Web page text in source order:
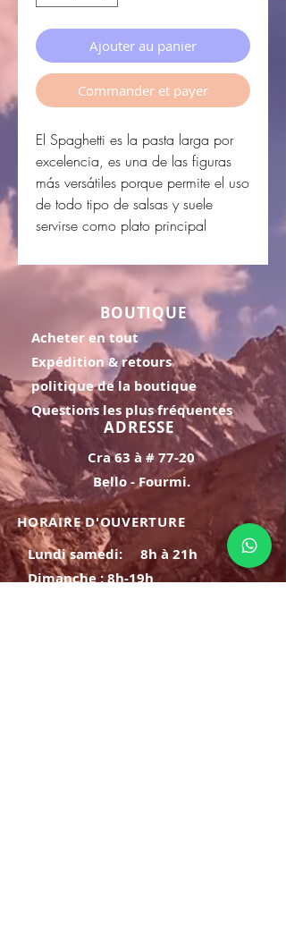
Ajouter au panier
Commander et payer
El Spaghetti es la pasta larga por
excelencia, es una de las figuras
más versátiles porque permite el uso
de todo tipo de salsas y suele
servirse como plato principal
BOUTIQUE
Acheter en tout
Expédition & retours
politique de la boutique
Questions les plus fréquentes
ADRESSE
Cra 63 à # 77-20
Bello - Fourmi.
HORAIRE D'OUVERTURE
Lundi samedi:
8h à 21h
Dimanche : 8h-19h